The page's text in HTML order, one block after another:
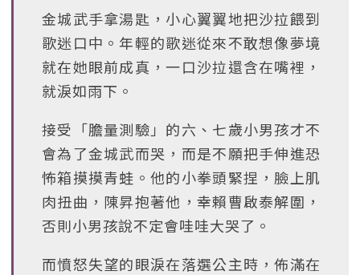
金城武手拿湯匙，小心翼翼地把沙拉餵到
歌迷口中。年輕的歌迷從來不敢想像夢境
就在她眼前成真，一口沙拉還含在嘴裡，
就淚如雨下。
接受「膽量測驗」的六、七歲小男孩才不
會為了金城武而哭，而是不願把手伸進恐
怖箱摸摸青蛙。他的小拳頭緊捏，臉上肌
肉扭曲，陳昇抱著他，幸賴曹啟泰解圍，
否則小男孩說不定會哇哇大哭了。
而憤怒失望的眼淚在落選公主時，佈滿在